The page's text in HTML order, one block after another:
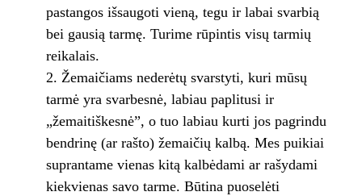
pastangos išsaugoti vieną, tegu ir labai svarbią
bei gausią tarmę. Turime rūpintis visų tarmių
reikalais.
Žemaičiams nederėtų svarstyti, kuri mūsų
tarmė yra svarbesnė, labiau paplitusi ir
„žemaitiškesnė”, o tuo labiau kurti jos pagrindu
bendrinę (ar rašto) žemaičių kalbą. Mes puikiai
suprantame vienas kitą kalbėdami ar rašydami
kiekvienas savo tarme. Būtina puoselėti